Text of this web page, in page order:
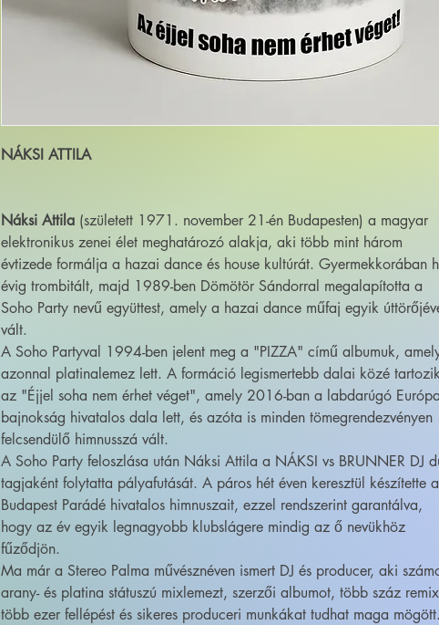
NÁKSI ATTILA
Náksi Attila (született 1971. november 21-én Budapesten) a magyar
elektronikus zenei élet meghatározó alakja, aki több mint három
évtizede formálja a hazai dance és house kultúrát. Gyermekkorában
évig trombitált, majd 1989-ben Dömötör Sándorral megalapította a
Soho Party nevű együttest, amely a hazai dance műfaj egyik
vált.
A Soho Partyval 1994-ben jelent meg a "PIZZA" című albumuk,
azonnal platinalemez lett. A formáció legismertebb dalai közé tartozik
az "Éjjel soha nem érhet véget", amely 2016-ban a labdarúgó
bajnokság hivatalos dala lett, és azóta is minden tömegrendezvényen
felcsendülő himnusszá vált.
A Soho Party feloszlása után Náksi Attila a NÁKSI vs BRUNNER DJ
tagjaként folytatta pályafutását. A páros hét éven keresztül készítette a
Budapest Parádé hivatalos himnuszait, ezzel rendszerint garantálva,
hogy az év egyik legnagyobb klubslágere mindig az ő nevükhöz
fűződjön.
Ma már a Stereo Palma művésznéven ismert DJ és producer, aki
arany- és platina státuszú mixlemezt, szerzői albumot, több száz
több ezer fellépést és sikeres produceri munkákat tudhat maga mögött.